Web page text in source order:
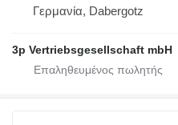
Γερμανία, Dabergotz
3p Vertriebsgesellschaft mbH